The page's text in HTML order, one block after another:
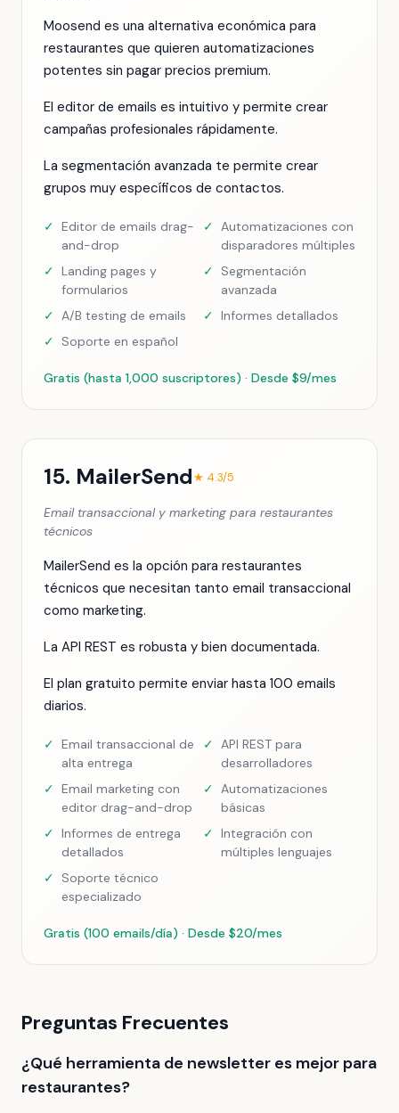
Moosend es una alternativa económica para
restaurantes que quieren automatizaciones
potentes sin pagar precios premium.
El editor de emails es intuitivo y permite crear
campañas profesionales rápidamente.
La segmentación avanzada te permite crear
grupos muy específicos de contactos.
✓ Editor de emails drag-
and-drop
✓ Automatizaciones con
disparadores múltiples
✓ Landing pages y
formularios
✓
Segmentación
avanzada
✓ A/B testing de emails ✓ Informes detallados
✓
Soporte en español
Gratis (hasta 1,000 suscriptores) · Desde $9/mes
15. MailerSend★ 4.3/5
Email transaccional y marketing para restaurantes
técnicos
MailerSend es la opción para restaurantes
técnicos que necesitan tanto email transaccional
como marketing.
La API REST es robusta y bien documentada.
El plan gratuito permite enviar hasta 100 emails
diarios.
✓ Email transaccional de
alta entrega
✓ API REST para
desarrolladores
✓ Email marketing con
editor drag-and-drop
✓ Automatizaciones
básicas
✓ Informes de entrega
detallados
✓ Integración con
múltiples lenguajes
✓
Soporte técnico
especializado
Gratis (100 emails/día) · Desde $20/mes
Preguntas Frecuentes
¿Qué herramienta de newsletter es mejor para
restaurantes?